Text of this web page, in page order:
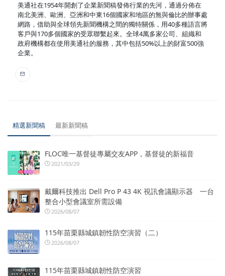
美通社在1954年開創了企業新聞稿發佈行業的先河，通過分佈在
南北美洲、歐洲、亞洲和中東16個國家和地區的無與倫比的辦事處
網路，借助與全球領先新聞機構之間的獨特關係，用40多種語言將
客戶與170多個國家的受眾聯繫起來。全球4萬多家公司、組織和
政府機構都在使用美通社的服務，其中包括50%以上的財富500強
企業。
精選新聞稿 最新新聞稿
FLOC唯一基督徒專屬交友APP，基督徒的新福音
2021/03/29
戴爾科技推出 Dell Pro P 43 4K 視訊會議顯示器 一台
整合小型會議室所需設備
2026/08/07
115年苗栗縣城鎮韌性防空演習（二）
2026/08/07
115年苗栗縣城鎮韌性防空演習